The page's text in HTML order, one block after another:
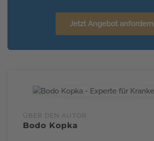
Jetzt Angebot anfordern
ÜBER DEN AUTOR
Bodo Kopka